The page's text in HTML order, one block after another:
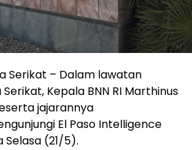
Serikat – Dalam lawatan
Kepala BNN RI Marthinus
jajarannya
El Paso Intelligence
Selasa (21/5).